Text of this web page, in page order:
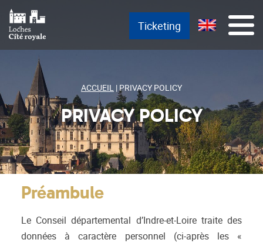
Aller au texte
Aller au menu
Skip
to
content
Main menu Menu
Ticketing
ACCUEIL |PRIVACY POLICY
PRIVACY POLICY
Préambule
Le Conseil départemental d’Indre-et-Loire traite des
données à caractère personnel (ci-après les «